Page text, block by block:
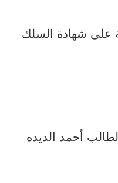
على شهادة السلك
أحمد الديده